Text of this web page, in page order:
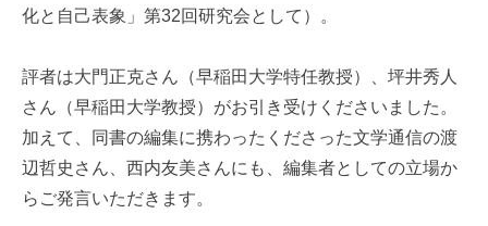
k
化と自己表象」第32回研究会として）。
評者は大門正克さん（早稲田大学特任教授）、坪井秀人
さん（早稲田大学教授）がお引き受けくださいました。
加えて、同書の編集に携わったくださった文学通信の渡
辺哲史さん、西内友美さんにも、編集者としての立場か
らご発言いただきます。